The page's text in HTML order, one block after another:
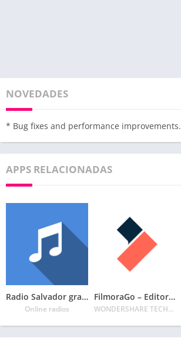
NOVEDADES
* Bug fixes and performance improvements.
APPS RELACIONADAS
Radio Salvador gratis – Radio FM, radio online
Online radios
FilmoraGo – Editor de vídeo
WONDERSHARE TECHNOLOGY CO. LIMITED